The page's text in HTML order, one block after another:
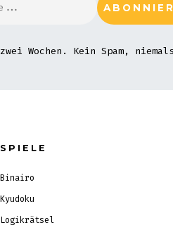
Wochen. Kein Spam,
SPIELE
Binairo
Kyudoku
Logikrätsel